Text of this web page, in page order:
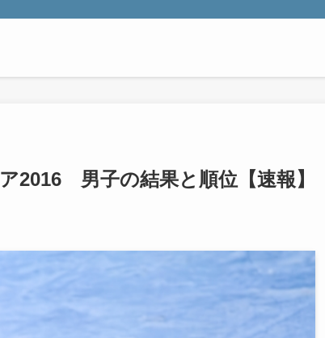
2016 男子の結果と順位【速報】